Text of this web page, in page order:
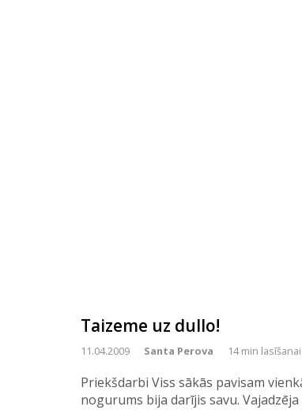
Taizeme uz dullo!
11.04.2009 Santa Perova 14 min lasīšanai
Priekšdarbi Viss sākās pavisam
nogurums bija darījis savu.